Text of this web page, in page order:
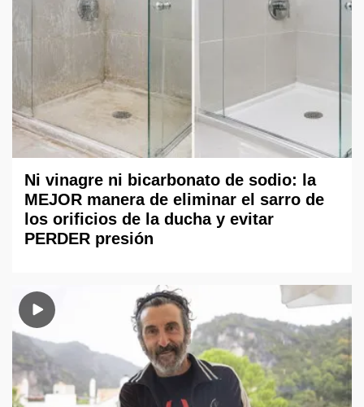
Ni vinagre ni bicarbonato de sodio: la
MEJOR manera de eliminar el sarro de
los orificios de la ducha y evitar
PERDER presión